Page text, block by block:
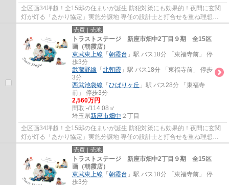
全区画34坪超！全15邸の住まいが誕生 防犯対策にも効果的！夜間に玄関
灯が灯る「あかり協定」実施分譲地 専任の設計士と打合せを重ね理想を
カタチにするフリープラン 土地の仕入れから...
売買｜売地
トラストステージ 新座市畑中2丁目９期 全15区
画（朝霞店）
東武東上線 「 朝霞台 」駅 バス18分 「東福寺前」 停
歩3分
武蔵野線 「 北朝霞 」駅 バス18分 「東福寺前」 停歩
3分
西武池袋線 「 ひばりヶ丘 」駅 バス28分 「東福寺
前」 停歩3分
2,560万円
間取:-/114.08㎡
埼玉県新座市畑中 ２丁目
全区画34坪超！全15邸の住まいが誕生 防犯対策にも効果的！夜間に玄関
灯が灯る「あかり協定」実施分譲地 専任の設計士と打合せを重ね理想を
カタチにするフリープラン 土地の仕入れから...
売買｜売地
トラストステージ 新座市畑中2丁目９期 全15区
画（朝霞店）
東武東上線 「 朝霞台 」駅 バス18分 「東福寺前」 停
歩3分